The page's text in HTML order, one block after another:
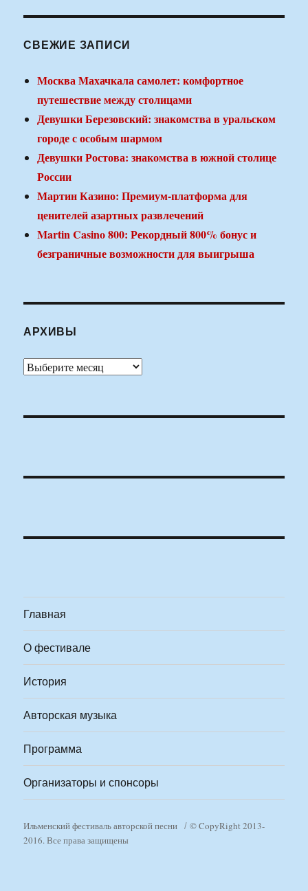
СВЕЖИЕ ЗАПИСИ
Москва Махачкала самолет: комфортное
путешествие между столицами
Девушки Березовский: знакомства в уральском
городе с особым шармом
Девушки Ростова: знакомства в южной столице
России
Мартин Казино: Премиум-платформа для
ценителей азартных развлечений
Martin Casino 800: Рекордный 800% бонус и
безграничные возможности для выигрыша
АРХИВЫ
Архивы
Главная
О фестивале
История
Авторская музыка
Программа
Организаторы и спонсоры
Ильменский фестиваль авторской песни
© CopyRight 2013-
2016. Все права защищены